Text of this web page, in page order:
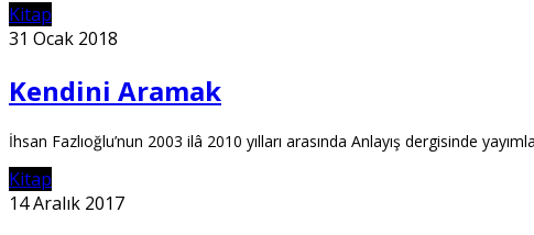
Kitap
31 Ocak 2018
Kendini Aramak
İhsan Fazlıoğlu’nun 2003 ilâ 2010 yılları arasında Anlayış dergisinde
Kitap
14 Aralık 2017